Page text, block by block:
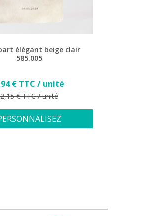
élégant beige clair
585.005
Prix
€ TTC / unité
Prix de base
2,15 € TTC / unité